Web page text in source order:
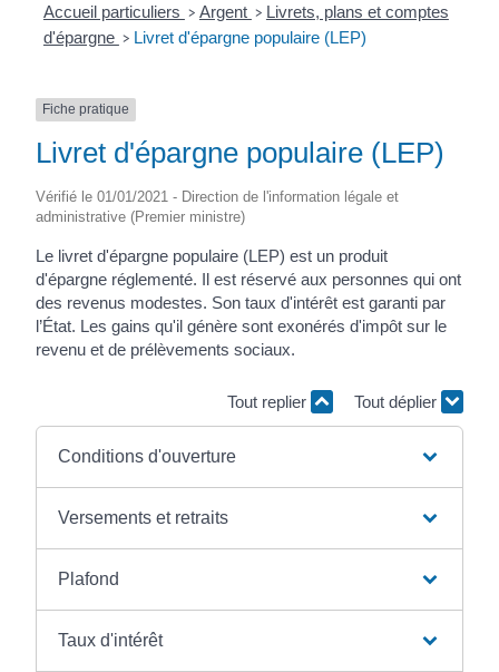
Accueil particuliers > Argent > Livrets, plans et comptes
d'épargne > Livret d'épargne populaire (LEP)
Fiche pratique
Livret d'épargne populaire (LEP)
Vérifié le 01/01/2021 - Direction de l'information légale et
administrative (Premier ministre)
Le livret d'épargne populaire (LEP) est un produit
d'épargne réglementé. Il est réservé aux personnes qui ont
des revenus modestes. Son taux d'intérêt est garanti par
l’État. Les gains qu'il génère sont exonérés d'impôt sur le
revenu et de prélèvements sociaux.
Tout replier Tout déplier
Conditions d'ouverture
Versements et retraits
Plafond
Taux d'intérêt